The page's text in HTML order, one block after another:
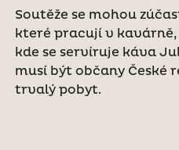
Soutěže se mohou
které pracují v
kde se servíruje káva
musí být občany České
trvalý pobyt.